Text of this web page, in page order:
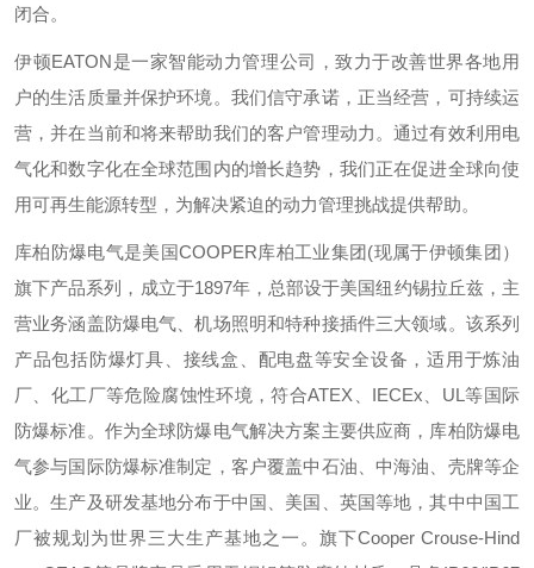
闭合。
伊顿EATON是一家智能动力管理公司，致力于改善世界各地用
户的生活质量并保护环境。我们信守承诺，正当经营，可持续运
营，并在当前和将来帮助我们的客户管理动力。通过有效利用电
气化和数字化在全球范围内的增长趋势，我们正在促进全球向使
用可再生能源转型，为解决紧迫的动力管理挑战提供帮助。
库柏防爆电气是美国COOPER库柏工业集团(现属于伊顿集团）
旗下产品系列，成立于1897年，总部设于美国纽约锡拉丘兹，主
营业务涵盖防爆电气、机场照明和特种接插件三大领域。该系列
产品包括防爆灯具、接线盒、配电盘等安全设备，适用于炼油
厂、化工厂等危险腐蚀性环境，符合ATEX IECEx UL 等国际
防爆标准。作为全球防爆电气解决方案主要供应商，库柏防爆电
气参与国际防爆标准制定，客户覆盖中石油、中海油、壳牌等企
业。生产及研发基地分布于中国、美国、英国等地，其中中国工
厂被规划为世界三大生产基地之一。旗下Cooper Crouse-Hind